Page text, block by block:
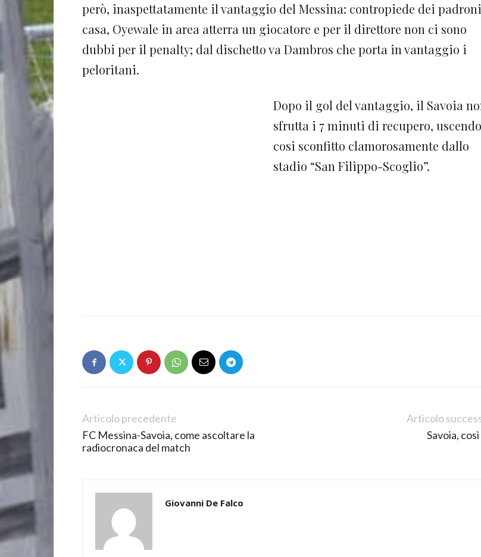
però, inaspettatamente il vantaggio del Messina: contropiede dei
casa, Oyewale in area atterra un giocatore e per il direttore non ci sono
dubbi per il penalty; dal dischetto va Dambros che porta in vantaggio i
peloritani.
Dopo il gol del vantaggio, il Savoia
sfrutta i 7 minuti di recupero, uscendo
cosi sconfitto clamorosamente dallo
stadio “San Filippo-Scoglio”.
Articolo precedente
FC Messina-Savoia, come ascoltare la
radiocronaca del match
Articolo
Savoia,
Giovanni De Falco